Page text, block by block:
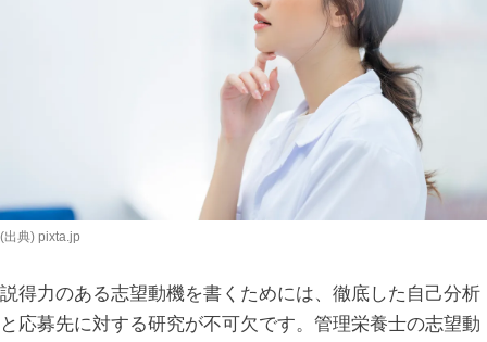
(出典) pixta.jp
説得力のある志望動機を書くためには、徹底した自己分析
と応募先に対する研究が不可欠です。管理栄養士の志望動